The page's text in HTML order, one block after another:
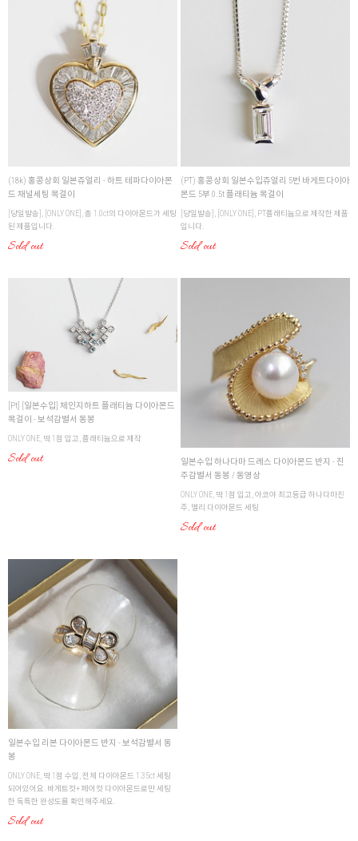
(18k) 홍콩상회 일본쥬얼리 - 하트 테파다이아몬
드 채널세팅 목걸이
[당일발송], [ONLY ONE], 총 1.0ct의 다이아몬드가 세팅
된 제품입니다.
Sold out
(PT) 홍콩상회 일본수입쥬얼리 5번 바게트다이아
몬드 5부 0.5t 플래티늄 목걸이
[당일발송], [ONLY ONE], PT플래티늄으로 제작한 제품
입니다.
Sold out
[Pt] [일본수입] 체인지하트 플래티늄 다이아몬드
목걸이 - 보석감별서 동봉
ONLY ONE, 딱 1점 입고, 플래티늄으로 제작
Sold out
일본수입 하나다마 드레스 다이아몬드 반지 - 진
주감별서 동봉 / 동영상
ONLY ONE, 딱 1점 입고, 아코야 최고등급 하나다마진
주, 멜리 다이아몬드 세팅
Sold out
일본수입 리본 다이아몬드 반지 - 보석감별서 동
봉
ONLY ONE, 딱 1점 수입, 전체 다이아몬드 1.35ct 세팅
되어있어요. 바게트컷+ 페어컷 다이아몬드로만 세팅
한 독특한 완성도를 확인해주세요.
Sold out